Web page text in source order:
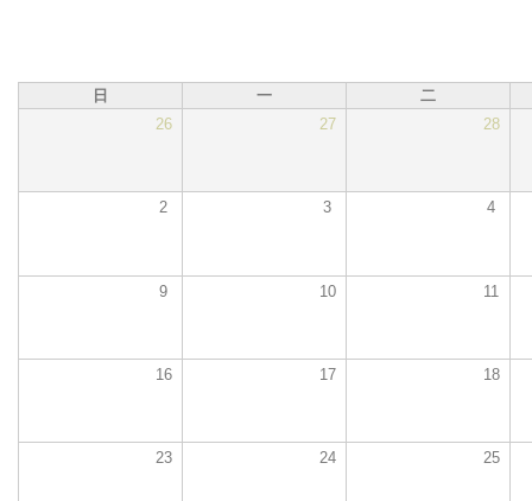
日 一
二
26
27 28
2 3 4
9 10 11
16 17 18
23 24 25